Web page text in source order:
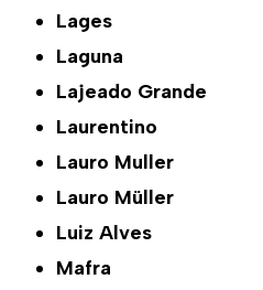
Lages
Laguna
Lajeado Grande
Laurentino
Lauro Muller
Lauro Müller
Luiz Alves
Mafra